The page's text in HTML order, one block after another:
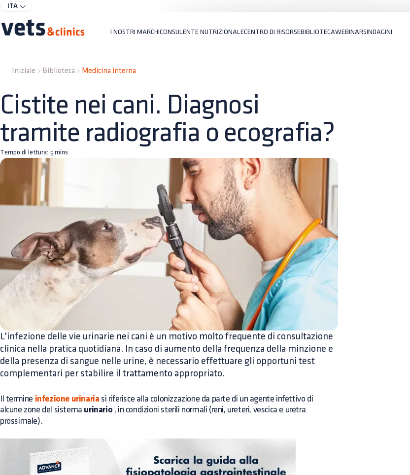
ITA
I NOSTRI MARCHICONSULENTE NUTRIZIONALECENTRO DI RISORSEBIBLIOTECAWEBINARSINDAGINI
Iniziale Biblioteca Medicina interna
Cistite nei cani. Diagnosi
tramite radiografia o ecografia?
Tempo di lettura: 5 mins
L'infezione delle vie urinarie nei cani è un motivo molto frequente di consultazione
clinica nella pratica quotidiana. In caso di aumento della frequenza della minzione e
della presenza di sangue nelle urine, è necessario effettuare gli opportuni test
complementari per stabilire il trattamento appropriato.
Il termine infezione urinaria si riferisce alla colonizzazione da parte di un agente infettivo di
alcune zone del sistema urinario , in condizioni sterili normali (reni, ureteri, vescica e uretra
prossimale).